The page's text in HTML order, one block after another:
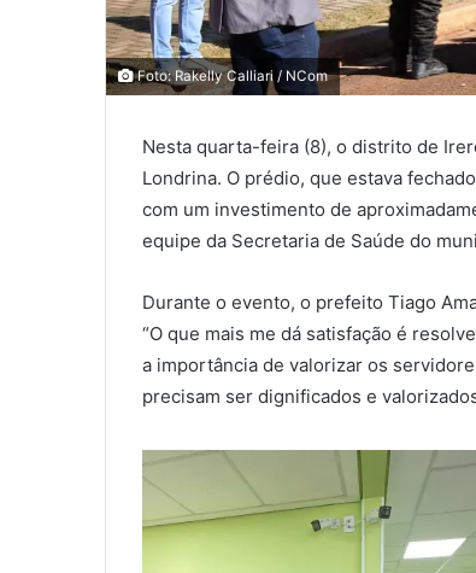
Foto: Rakelly Calliari / NCom
Nesta quarta-feira (8), o distrito de
Londrina. O prédio, que estava
com um investimento de
equipe da Secretaria de Saúde do
Durante o evento, o prefeito Tiago
“O que mais me dá satisfação é
a importância de valorizar os
precisam ser dignificados e